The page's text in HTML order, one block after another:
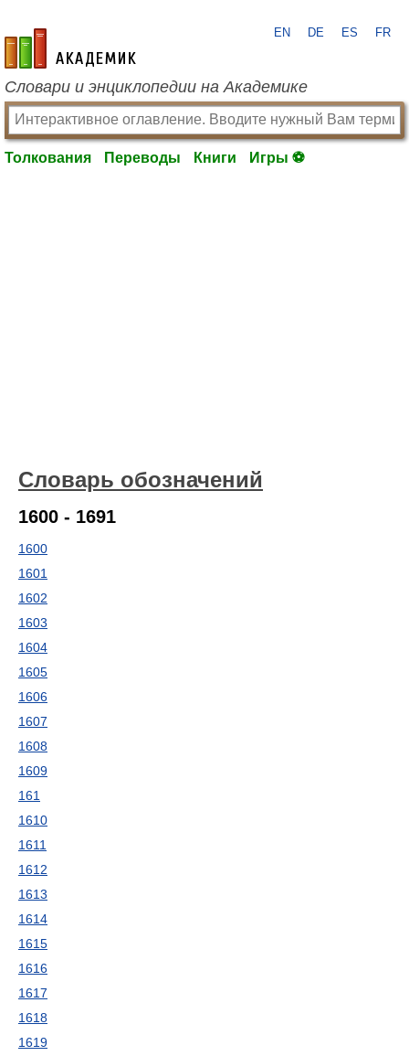
academic.ru
EN DE ES FR
Словари и энциклопедии на Академике
Толкования Переводы Книги Игры ⚽
Словарь обозначений
1600 - 1691
1600
1601
1602
1603
1604
1605
1606
1607
1608
1609
161
1610
1611
1612
1613
1614
1615
1616
1617
1618
1619